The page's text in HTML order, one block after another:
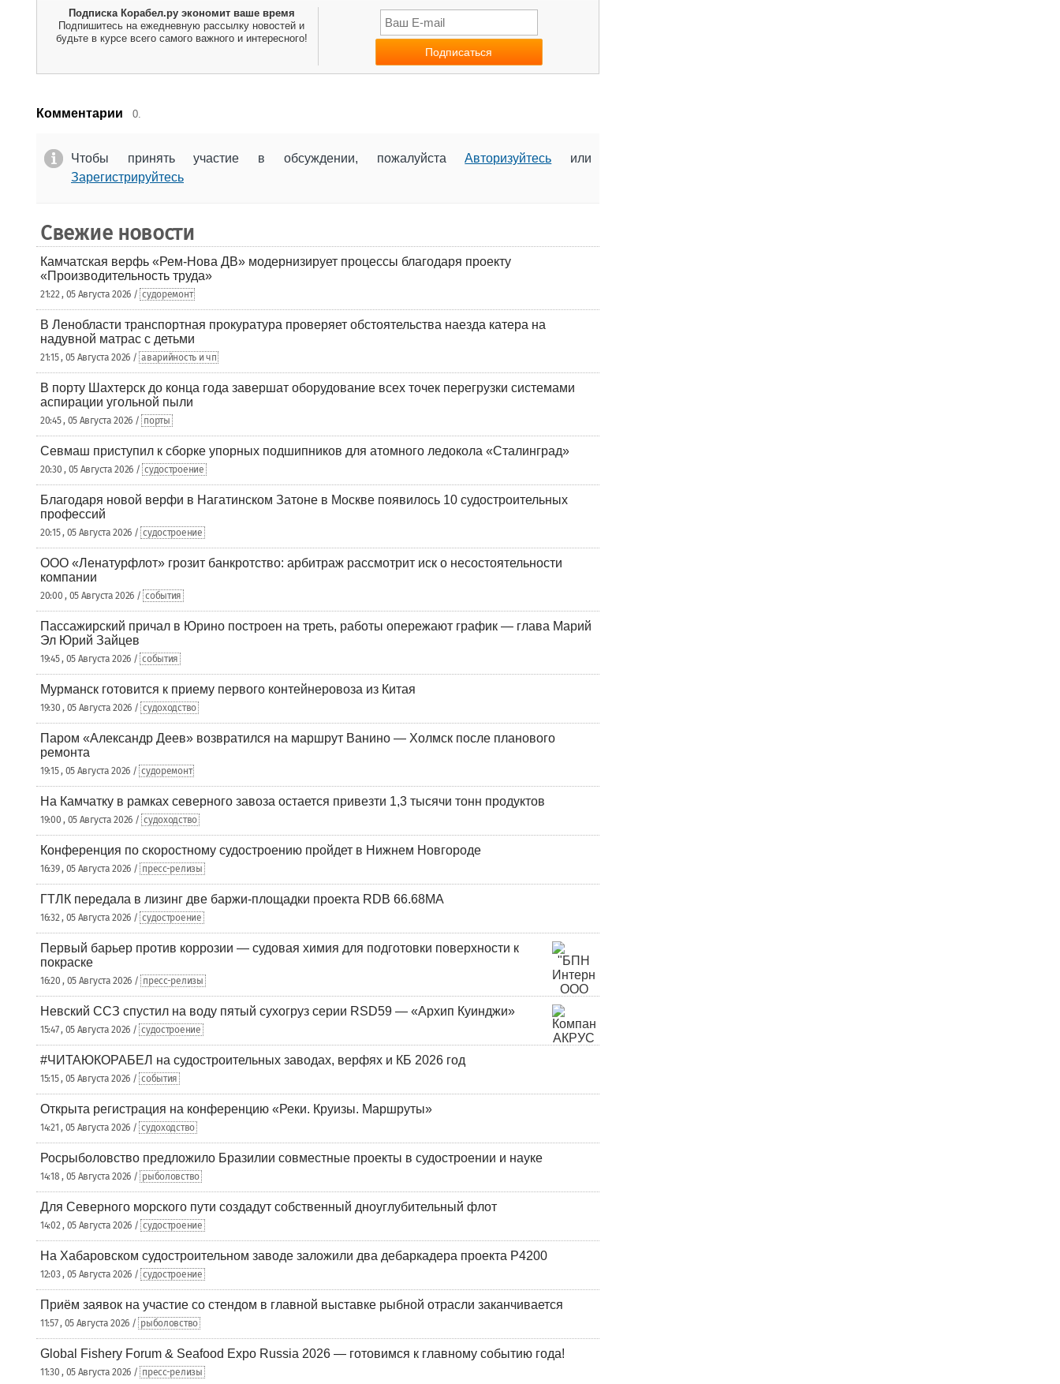
Подписка Корабел.ру экономит ваше время
Подпишитесь на ежедневную рассылку новостей и
будьте в курсе всего самого важного и интересного!
Комментарии 0.
Чтобы принять участие в обсуждении, пожалуйстаАвторизуйтесь или
Зарегистрируйтесь
Свежие новости
Камчатская верфь «Рем-Нова ДВ» модернизирует процессы благодаря проекту
«Производительность труда»
21:22 , 05 Августа 2026 / судоремонт
В Ленобласти транспортная прокуратура проверяет обстоятельства наезда катера на
надувной матрас с детьми
21:15 , 05 Августа 2026 / аварийность и чп
В порту Шахтерск до конца года завершат оборудование всех точек перегрузки системами
аспирации угольной пыли
20:45 , 05 Августа 2026 / порты
Севмаш приступил к сборке упорных подшипников для атомного ледокола «Сталинград»
20:30 , 05 Августа 2026 / судостроение
Благодаря новой верфи в Нагатинском Затоне в Москве появилось 10 судостроительных
профессий
20:15 , 05 Августа 2026 / судостроение
ООО «Ленатурфлот» грозит банкротство: арбитраж рассмотрит иск о несостоятельности
компании
20:00 , 05 Августа 2026 / события
Пассажирский причал в Юрино построен на треть, работы опережают график — глава Марий
Эл Юрий Зайцев
19:45 , 05 Августа 2026 / события
Мурманск готовится к приему первого контейнеровоза из Китая
19:30 , 05 Августа 2026 / судоходство
Паром «Александр Деев» возвратился на маршрут Ванино — Холмск после планового
ремонта
19:15 , 05 Августа 2026 / судоремонт
На Камчатку в рамках северного завоза остается привезти 1,3 тысячи тонн продуктов
19:00 , 05 Августа 2026 / судоходство
Конференция по скоростному судостроению пройдет в Нижнем Новгороде
16:39 , 05 Августа 2026 / пресс-релизы
ГТЛК передала в лизинг две баржи-площадки проекта RDB 66.68МА
16:32 , 05 Августа 2026 / судостроение
Первый барьер против коррозии — судовая химия для подготовки поверхности к
покраске
16:20 , 05 Августа 2026 / пресс-релизы
Невский ССЗ спустил на воду пятый сухогруз серии RSD59 — «Архип Куинджи»
15:47 , 05 Августа 2026 / судостроение
#ЧИТАЮКОРАБЕЛ на судостроительных заводах, верфях и КБ 2026 год
15:15 , 05 Августа 2026 / события
Открыта регистрация на конференцию «Реки. Круизы. Маршруты»
14:21 , 05 Августа 2026 / судоходство
Росрыболовство предложило Бразилии совместные проекты в судостроении и науке
14:18 , 05 Августа 2026 / рыболовство
Для Северного морского пути создадут собственный дноуглубительный флот
14:02 , 05 Августа 2026 / судостроение
На Хабаровском судостроительном заводе заложили два дебаркадера проекта Р4200
12:03 , 05 Августа 2026 / судостроение
Приём заявок на участие со стендом в главной выставке рыбной отрасли заканчивается
11:57 , 05 Августа 2026 / рыболовство
Global Fishery Forum & Seafood Expo Russia 2026 — готовимся к главному событию года!
11:30 , 05 Августа 2026 / пресс-релизы